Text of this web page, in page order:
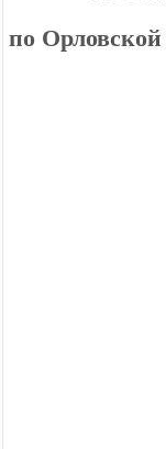
по Орловской